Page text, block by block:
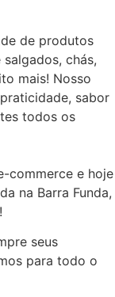
de produtos
chás,
mais! Nosso
sabor
todos os
commerce e hoje
na Barra Funda,
seus
para todo o